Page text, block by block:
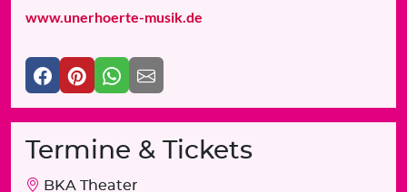
www.unerhoerte-musik.de
Termine & Tickets
BKA Theater